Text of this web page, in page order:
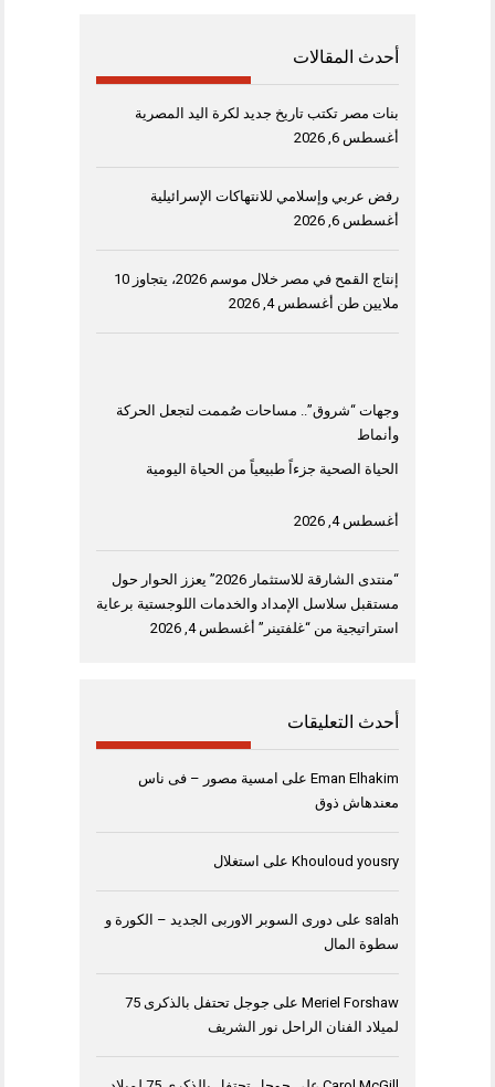
أحدث المقالات
بنات مصر تكتب تاريخ جديد لكرة اليد المصرية
أغسطس 6, 2026
رفض عربي وإسلامي للانتهاكات الإسرائيلية
أغسطس 6, 2026
إنتاج القمح في مصر خلال موسم 2026، يتجاوز 10
ملايين طن أغسطس 4, 2026
وجهات “شروق”.. مساحات صُممت لتجعل الحركة
وأنماط
الحياة الصحية جزءاً طبيعياً من الحياة اليومية
أغسطس 4, 2026
“منتدى الشارقة للاستثمار 2026” يعزز الحوار حول
مستقبل سلاسل الإمداد والخدمات اللوجستية برعاية
استراتيجية من “غلفتينر” أغسطس 4, 2026
أحدث التعليقات
Eman Elhakim على امسية مصور – فى ناس
معندهاش ذوق
Khouloud yousry على استغلال
salah على دورى السوبر الاوربى الجديد – الكورة و
سطوة المال
Meriel Forshaw على
جوجل تحتفل بالذكرى 75
لميلاد الفنان الراحل نور الشريف